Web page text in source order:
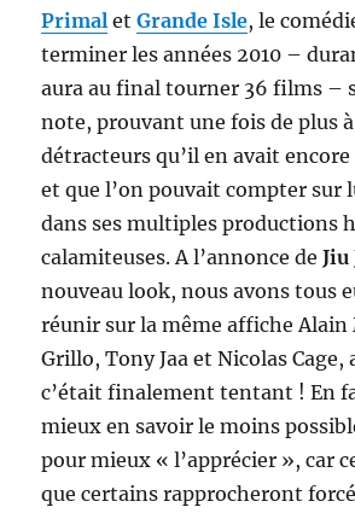
Primal etGrande Isle, le
terminer les années 2010 –
aura au final tourner 36 films –
note, prouvant une fois de plus à
détracteurs qu’il en avait encore
et que l’on pouvait compter sur
dans ses multiples productions
calamiteuses. A l’annonce deJiu
nouveau look, nous avons tous
réunir sur la même affiche Alain
Grillo, Tony Jaa et Nicolas Cage,
c’était finalement tentant ! En
mieux en savoir le moins
pour mieux « l’apprécier », car
que certains rapprocheront